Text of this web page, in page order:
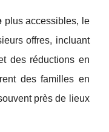
plus accessibles, le
offres, incluant
des réductions en
des familles en
près de lieux